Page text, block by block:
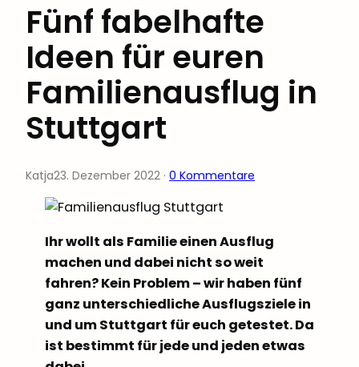
Fünf fabelhafte
Ideen für euren
Familienausflug in
Stuttgart
Katja23. Dezember 2022 · 0 Kommentare
Ihr wollt als Familie einen Ausflug
machen und dabei nicht so weit
fahren? Kein Problem – wir haben fünf
ganz unterschiedliche Ausflugsziele in
und um Stuttgart für euch getestet. Da
ist bestimmt für jede und jeden etwas